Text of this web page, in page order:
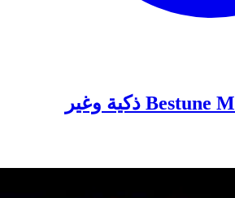
شاهد سيارة Bestune Mini ذكية وغير